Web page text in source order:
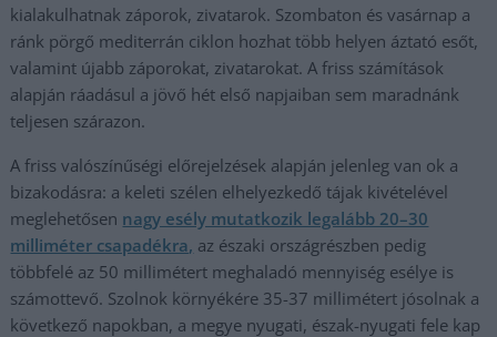
kialakulhatnak záporok, zivatarok. Szombaton és vasárnap a
ránk pörgő mediterrán ciklon hozhat több helyen áztató esőt,
valamint újabb záporokat, zivatarokat. A friss számítások
alapján ráadásul a jövő hét első napjaiban sem maradnánk
teljesen szárazon.
A friss valószínűségi előrejelzések alapján jelenleg van ok a
bizakodásra: a keleti szélen elhelyezkedő tájak kivételével
meglehetősen nagy esély mutatkozik legalább 20–30
milliméter csapadékra, az északi országrészben pedig
többfelé az 50 millimétert meghaladó mennyiség esélye is
számottevő. Szolnok környékére 35-37 millimétert jósolnak a
következő napokban, a megye nyugati, észak-nyugati fele kap